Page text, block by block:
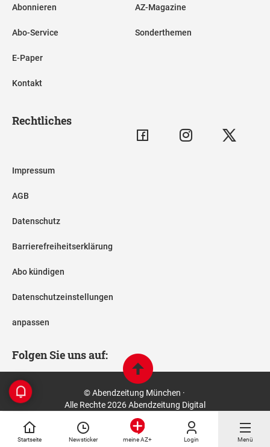
Startseite Newsticker meine AZ+ Login Menü
Abonnieren
Abo-Service
E-Paper
Kontakt
AZ-Magazine
Sonderthemen
Rechtliches
Impressum
AGB
Datenschutz
Barrierefreiheitserklärung
Abo kündigen
Datenschutzeinstellungen
anpassen
Folgen Sie uns auf:
© Abendzeitung München ·
Alle Rechte 2026 Abendzeitung Digital